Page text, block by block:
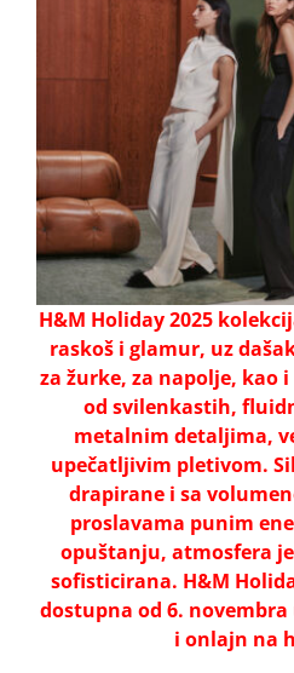
H&M Holiday 2025
raskoš i glamur, uz
za žurke, za napolje, kao
od svilenkastih,
metalnim detaljima,
upečatljivim pletivom.
drapirane i sa
proslavama punim
opuštanju, atmosfera
sofisticirana. H&M
dostupna od 6.
i onlajn na